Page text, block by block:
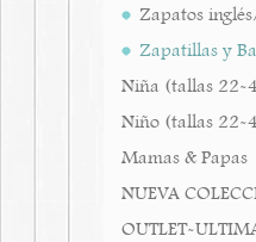
Zapatos
Zapatillas y
Niña (tallas 22-
Niño (tallas 22-
Mamas & Papas
NUEVA
OUTLET-